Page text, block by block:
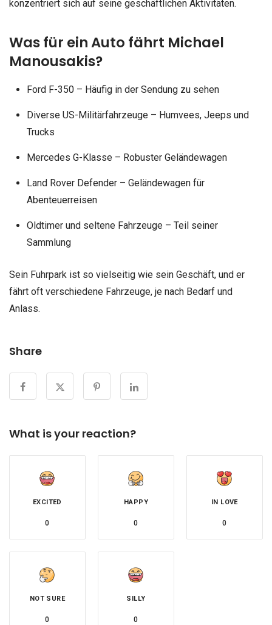
konzentriert sich auf seine geschäftlichen Aktivitäten.
Was für ein Auto fährt Michael
Manousakis?
Ford F-350 – Häufig in der Sendung zu sehen
Diverse US-Militärfahrzeuge – Humvees, Jeeps und
Trucks
Mercedes G-Klasse – Robuster Geländewagen
Land Rover Defender – Geländewagen für
Abenteuerreisen
Oldtimer und seltene Fahrzeuge – Teil seiner
Sammlung
Sein Fuhrpark ist so vielseitig wie sein Geschäft, und er
fährt oft verschiedene Fahrzeuge, je nach Bedarf und
Anlass.
Share
What is your reaction?
EXCITED
0
HAPPY
0
IN LOVE
0
NOT SURE
0
SILLY
0